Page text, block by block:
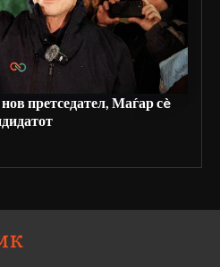
претседател, Маѓар сè